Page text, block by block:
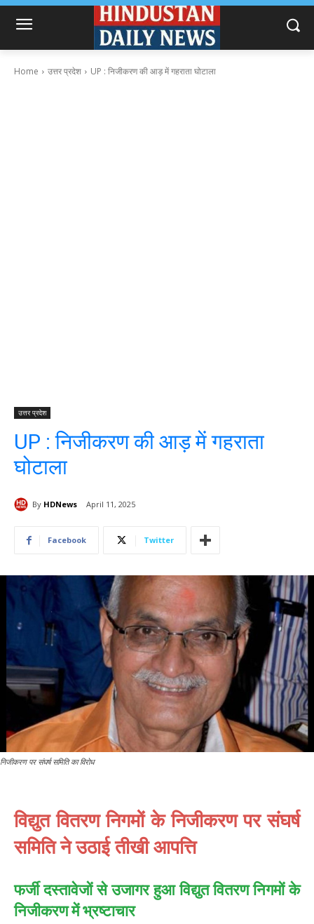
Home उत्तर प्रदेश UP : निजीकरण की आड़ में गहराता घोटाला
उत्तर प्रदेश
UP : निजीकरण की आड़ में गहराता
घोटाला
By HDNews April 11, 2025
Facebook Twitter
निजीकरण पर संघर्ष समिति का विरोध
विद्युत वितरण निगमों के निजीकरण पर संघर्ष
समिति ने उठाई तीखी आपत्ति
फर्जी दस्तावेजों से उजागर हुआ विद्युत वितरण निगमों के
निजीकरण में भ्रष्टाचार